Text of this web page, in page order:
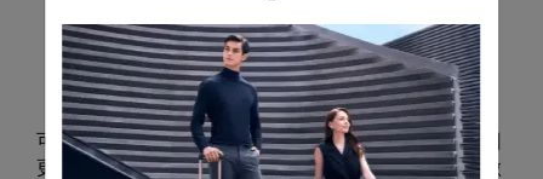
靈活擴容
可擴充式設計在需要時提供額外收納空間，無論是帶回
更多紀念品、收納體積較大的物品，或是為長途旅行做